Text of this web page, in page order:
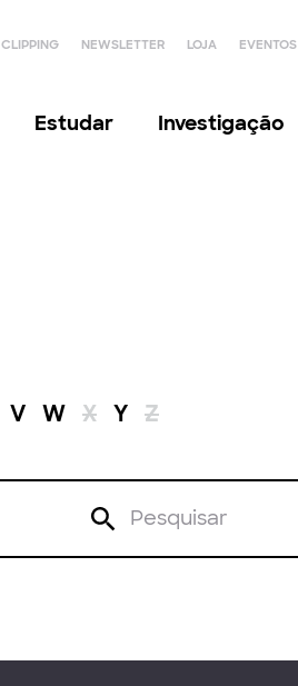
CLIPPING NEWSLETTER LOJA EVENTOS
Estudar Investigação
V W X Y Z